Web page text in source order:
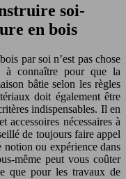
soi-
en bois
par soi n’est pas chose
à connaître pour que la
bâtie selon les règles
doit également être
indispensables. Il en
accessoires nécessaires à
de toujours faire appel
notion ou expérience dans
même peut vous coûter
que pour les travaux de